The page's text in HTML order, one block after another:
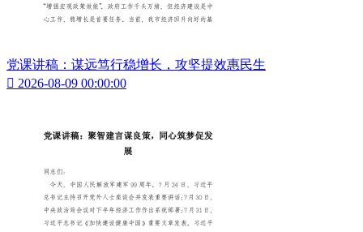
党课讲稿：谋远笃行稳增长，攻坚提效惠民生
 2026-08-09 00:00:00